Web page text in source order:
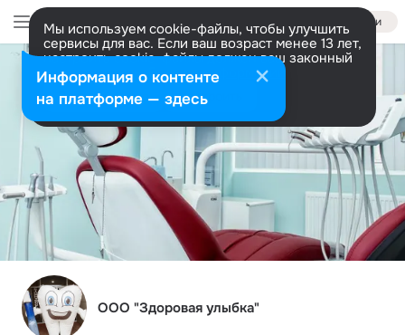
Войти
Мы используем cookie-файлы, чтобы улучшить
сервисы для вас. Если ваш возраст менее 13 лет,
настроить cookie-файлы должен ваш законный
представитель. Больше информации
Разрешить все Настроить
ООО "Здоровая улыбка"
Информация о контенте
на платформе — здесь